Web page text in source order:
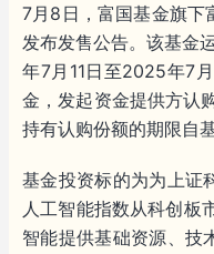
7月8日，富国基金旗下
发布发售公告。该基金
年7月11日至2025年7
金，发起资金提供方认
持有认购份额的期限自
基金投资标的为为上证
人工智能指数从科创板
智能提供基础资源、技